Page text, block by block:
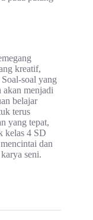
kreatif,
soal yang
akan menjadi
belajar
terus
yang tepat,
kelas 4 SD
dan
seni.